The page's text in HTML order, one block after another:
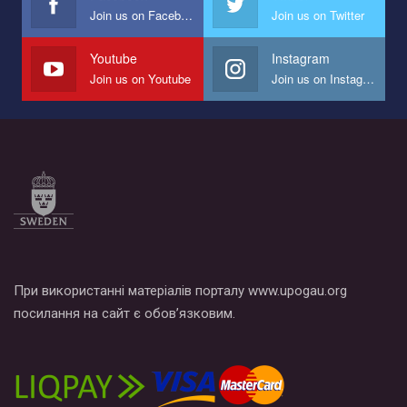
Мы просим вас поддержать нас и помочь нам реализовать
наш план по борьбе с насилием и дискриминацией на почве
СОГИ в Украине.
Все, что вам нужно сделать - это зайти на наш канал YouTube
Join us on Facebook Join us on Twitter
Youtube
Join us on Youtube
Instagram
Join us on Instagram
При використанні матеріалів порталу www.upogau.org
посилання на сайт є обов’язковим.